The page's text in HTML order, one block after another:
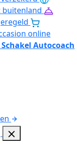
buitenland
online
Schakel Autocoach